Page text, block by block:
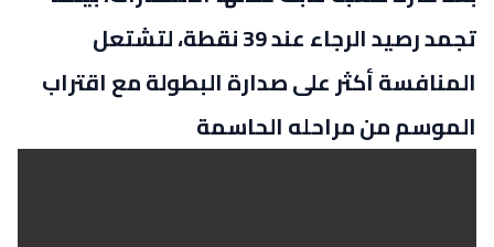
تجمد رصيد الرجاء عند 39 نقطة، لتشتعل
المنافسة أكثر على صدارة البطولة مع اقتراب
الموسم من مراحله الحاسمة